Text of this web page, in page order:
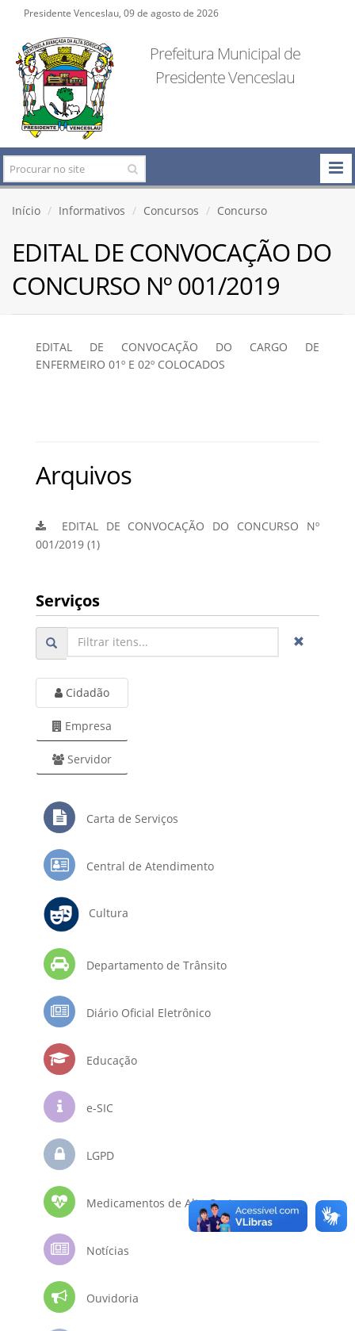
Presidente Venceslau, 09 de agosto de 2026
Prefeitura Municipal de
Presidente Venceslau
Início Informativos Concursos Concurso
EDITAL DE CONVOCAÇÃO DO
CONCURSO Nº 001/2019
EDITAL DE CONVOCAÇÃO DO CARGO DE
ENFERMEIRO 01º E 02º COLOCADOS
Arquivos
EDITAL DE CONVOCAÇÃO DO CONCURSO Nº
001/2019 (1)
Serviços
Cidadão
Empresa
Servidor
Carta de Serviços
Central de Atendimento
Cultura
Departamento de Trânsito
Diário Oficial Eletrônico
Educação
e-SIC
LGPD
Medicamentos de Alto Custo
Notícias
Ouvidoria